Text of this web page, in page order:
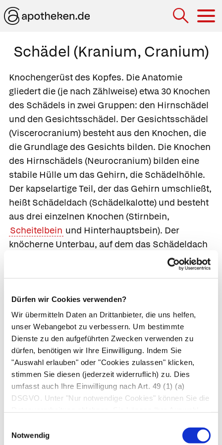
Dürfen wir Cookies verwenden?
Wir übermitteln Daten an Drittanbieter, die uns helfen,
unser Webangebot zu verbessern. Um bestimmte
Dienste zu den aufgeführten Zwecken verwenden zu
dürfen, benötigen wir Ihre Einwilligung. Indem Sie
"Auswahl erlauben" oder "Cookies zulassen" klicken,
stimmen Sie diesen (jederzeit widerruflich) zu. Dies
umfasst auch Ihre Einwilligung nach Art. 49 (1) (a)
DSGVO. Unter "Nur notwendige Cookies" können Sie die
Notwendig
Schädel (Kranium, Cranium)
Knochengerüst des Kopfes. Die Anatomie
gliedert die (je nach Zählweise) etwa 30 Knochen
des Schädels in zwei Gruppen: den Hirnschädel
und den Gesichtsschädel. Der Gesichtsschädel
(Viscerocranium) besteht aus den Knochen, die
die Grundlage des Gesichts bilden. Die Knochen
des Hirnschädels (Neurocranium) bilden eine
stabile Hülle um das Gehirn, die Schädelhöhle.
Der kapselartige Teil, der das Gehirn umschließt,
heißt Schädeldach (Schädelkalotte) und besteht
aus drei einzelnen Knochen (Stirnbein,
Scheitelbein und Hinterhauptsbein). Der
knöcherne Unterbau, auf dem das Schädeldach
Die Schädelbasis bildet mehrere knöcherne
Gruben (Schädelgrube
), in denen das Gehirn
anterior ) beherbergt das Stirnhirn und das
Riechhirn, in dermittleren Schädelgrube( Fossa
cranii media) liegen dieSchläfenlappenund die
Sehnervenkreuzung. In derhinteren
Schädelgrube(Fossa cranii posterior)
schließlich befinden sich die
Hinterhauptslappen, das Kleinhirn, die Brücke
und hinterer Schädelgrube befindet sich eine